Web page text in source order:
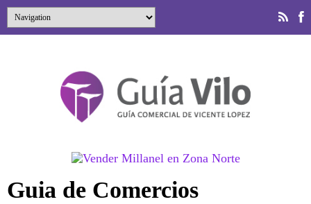
Guia de Comercios